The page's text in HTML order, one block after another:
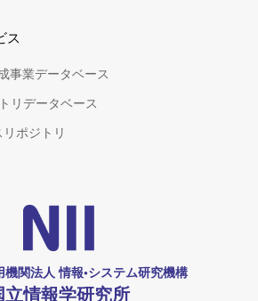
ス
事業データベース
リデータベース
ポジトリ
機関法人 情報•システム研究機構
立情報学研究所